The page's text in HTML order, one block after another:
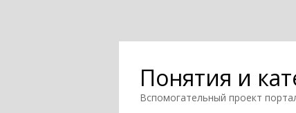
Понятия и
Вспомогательный проект